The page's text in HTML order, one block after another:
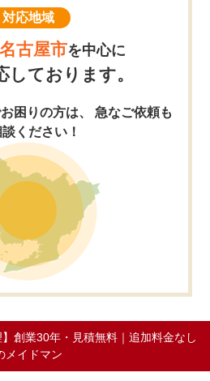
対応地域
古屋市を中心に
しております。
困りの方は、 急なご依頼も
ください！
】創業30年・見積無料｜追加料金なし
メイドマン